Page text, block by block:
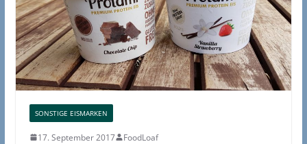
SONSTIGE EISMARKEN
17. September 2017 FoodLoaf